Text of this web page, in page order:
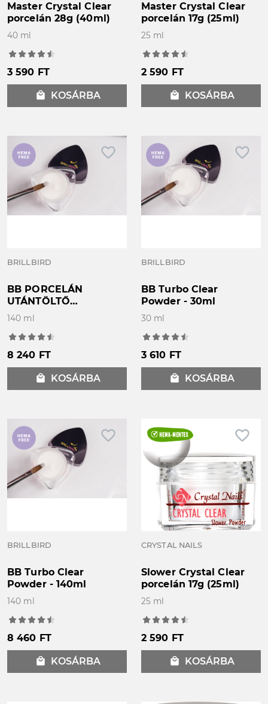
Master Crystal Clear
porcelán 28g (40ml)
40 ml
3 590 FT
local_mall KOSÁRBA
Master Crystal Clear
porcelán 17g (25ml)
25 ml
2 590 FT
local_mall KOSÁRBA
favorite_border
BRILLBIRD
BB PORCELÁN
UTÁNTÖLTŐ
"Clear"140ml
140 ml
8 240 FT
local_mall KOSÁRBA
favorite_border
BRILLBIRD
BB Turbo Clear
Powder - 30ml
30 ml
3 610 FT
local_mall KOSÁRBA
favorite_border
BRILLBIRD
BB Turbo Clear
Powder - 140ml
140 ml
8 460 FT
local_mall KOSÁRBA
favorite_border
CRYSTAL NAILS
Slower Crystal Clear
porcelán 17g (25ml)
25 ml
2 590 FT
local_mall KOSÁRBA